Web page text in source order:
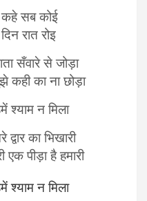
कहे सब कोई
रात रोइ
सँवारे से जोड़ा
कही का ना छोड़ा
श्याम न मिला
का भिखारी
एक पीड़ा है हमारी
श्याम न मिला